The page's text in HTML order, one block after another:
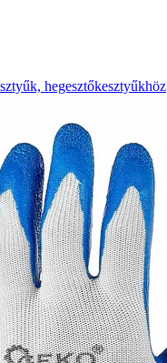
hegesztőkesztyűkhöz